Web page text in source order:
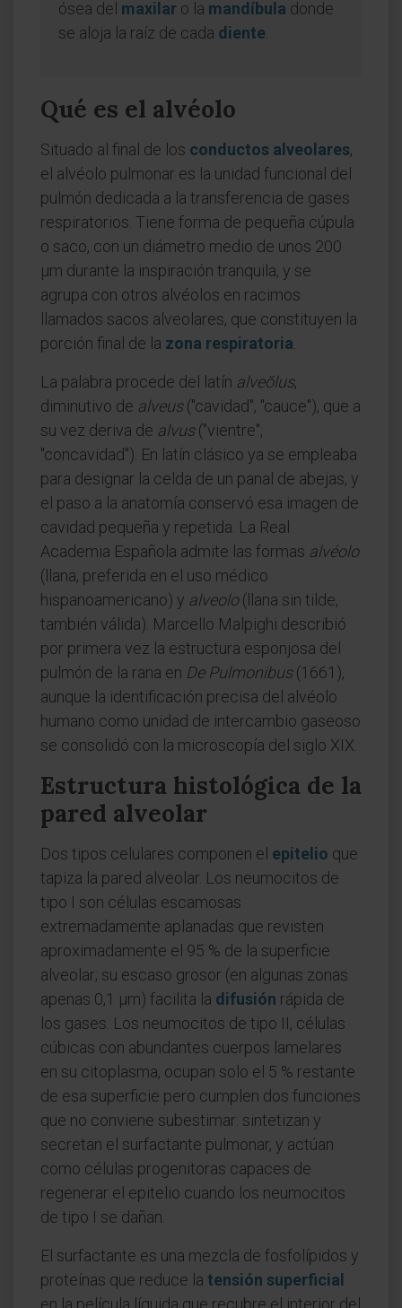
ósea del maxilar o la mandíbula donde
se aloja la raíz de cada diente
Qué es el alvéolo
Situado al final de los conductos alveolares,
el alvéolo pulmonar es la unidad funcional del
pulmón dedicada a la transferencia de gases
respiratorios. Tiene forma de pequeña cúpula
o saco, con un diámetro medio de unos 200
µm durante la inspiración tranquila, y se
agrupa con otros alvéolos en racimos
llamados sacos alveolares, que constituyen la
porción final de la zona respiratoria
La palabra procede del latín alveŏlus,
diminutivo de alveus("cavidad", "cauce"), que a
su vez deriva de alvus("vientre",
"concavidad"). En latín clásico ya se empleaba
para designar la celda de un panal de abejas, y
el paso a la anatomía conservó esa imagen de
cavidad pequeña y repetida. La Real
Academia Española admite las formas alvéolo
(llana, preferida en el uso médico
hispanoamericano) y alveolo(llana sin tilde,
también válida). Marcello Malpighi describió
por primera vez la estructura esponjosa del
pulmón de la rana en De Pulmonibus(1661),
aunque la identificación precisa del alvéolo
humano como unidad de intercambio gaseoso
se consolidó con la microscopía del siglo XIX.
Estructura histológica de la
pared alveolar
Dos tipos celulares componen el epitelio que
tapiza la pared alveolar. Los neumocitos de
tipo I son células escamosas
extremadamente aplanadas que revisten
aproximadamente el 95 % de la superficie
alveolar; su escaso grosor (en algunas zonas
apenas 0,1 µm) facilita la difusión rápida de
los gases. Los neumocitos de tipo II, células
cúbicas con abundantes cuerpos lamelares
en su citoplasma, ocupan solo el 5 % restante
de esa superficie pero cumplen dos funciones
que no conviene subestimar: sintetizan y
secretan el surfactante pulmonar, y actúan
como células progenitoras capaces de
regenerar el epitelio cuando los neumocitos
de tipo I se dañan.
El surfactante es una mezcla de fosfolípidos y
proteínas que reduce la tensión superficial
en la película líquida que recubre el interior del